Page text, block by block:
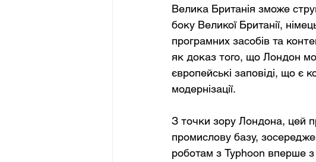
Велика Британія зможе
боку Великої Британії,
програмних засобів та
як доказ того, що Лондон
європейські заповіді, що є
модернізації.
З точки зору Лондона, цей
промислову базу,
роботам з Typhoon вперше з